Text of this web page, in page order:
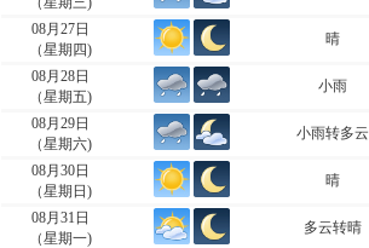
08月27日
（星期四)
晴
08月28日
（星期五)
小雨
08月29日
（星期六)
小雨转多云
08月30日
（星期日)
晴
08月31日
（星期一)
多云转晴